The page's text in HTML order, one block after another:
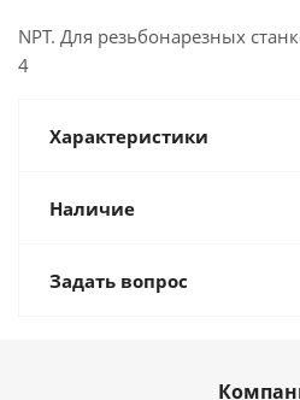
NPT. Для резьбонарезных
4
Характеристики
Наличие
Задать вопрос